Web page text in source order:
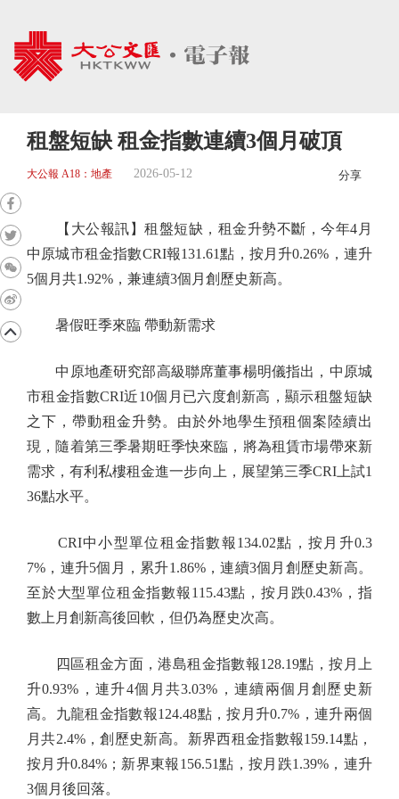
租盤短缺 租金指數連續3個月破頂
大公報 A18：地產 2026-05-12 分享
【大公報訊】租盤短缺，租金升勢不斷，今年4月
中原城市租金指數CRI報131.61點，按月升0.26%，連升
5個月共1.92%，兼連續3個月創歷史新高。
暑假旺季來臨 帶動新需求
中原地產研究部高級聯席董事楊明儀指出，中原城
市租金指數CRI近10個月已六度創新高，顯示租盤短缺
之下，帶動租金升勢。由於外地學生預租個案陸續出
現，隨着第三季暑期旺季快來臨，將為租賃市場帶來新
需求，有利私樓租金進一步向上，展望第三季CRI上試1
36點水平。
CRI中小型單位租金指數報134.02點，按月升0.3
7%，連升5個月，累升1.86%，連續3個月創歷史新高。
至於大型單位租金指數報115.43點，按月跌0.43%，指
數上月創新高後回軟，但仍為歷史次高。
四區租金方面，港島租金指數報128.19點，按月上
升0.93%，連升4個月共3.03%，連續兩個月創歷史新
高。九龍租金指數報124.48點，按月升0.7%，連升兩個
月共2.4%，創歷史新高。新界西租金指數報159.14點，
按月升0.84%；新界東報156.51點，按月跌1.39%，連升
3個月後回落。